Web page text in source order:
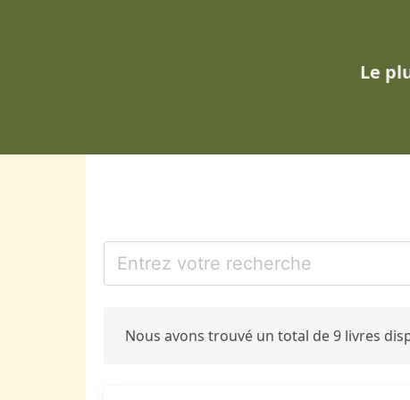
Le
Nous avons trouvé un total de 9 livres